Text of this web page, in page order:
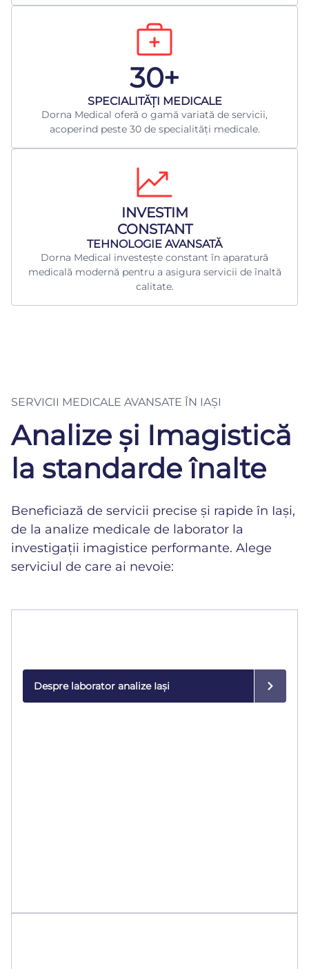
30+
​SPECIALITĂȚI MEDICALE
Dorna Medical oferă o gamă variată de servicii,
acoperind peste 30 de specialități medicale.
INVESTIM
CONSTANT
TEHNOLOGIE AVANSATĂ
Dorna Medical investește constant în aparatură
medicală modernă pentru a asigura servicii de înaltă
calitate.
SERVICII MEDICALE AVANSATE ÎN IAȘI
Analize și Imagistică
la standarde înalte
Beneficiază de servicii precise și rapide în Iași,
de la analize medicale de laborator la
investigații imagistice performante. Alege
serviciul de care ai nevoie:
Despre laborator analize Iași